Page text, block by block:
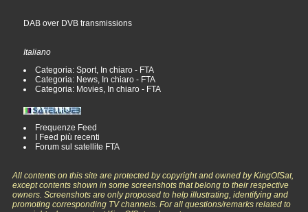
DAB over DVB transmissions
Italiano
Categoria: Sport, In chiaro - FTA
Categoria: News, In chiaro - FTA
Categoria: Movies, In chiaro - FTA
Frequenze Feed
I Feed più recenti
Forum sul satellite FTA
All contents on this site are protected by copyright and owned by KingOfSat,
except contents shown in some screenshots that belong to their respective
owners. Screenshots are only proposed to help illustrating, identifying and
promoting corresponding TV channels. For all questions/remarks related to